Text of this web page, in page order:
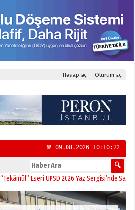
Hesap aç Oturum aç
📆 09.08.2026 10:10:23
Eseri UPSD 2026 Yaz Sergisi’nde